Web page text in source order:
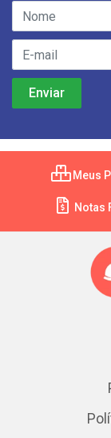
Meus
Notas